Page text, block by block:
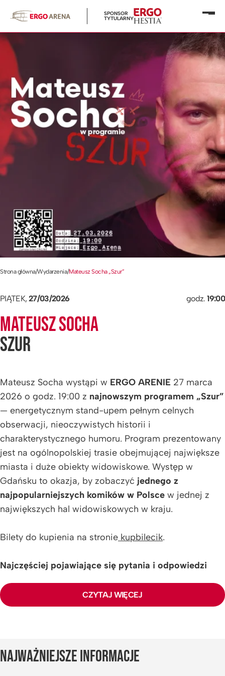
SPONSOR
TYTULARNY
Strona główna/Wydarzenia/Mateusz Socha „Szur”
PIĄTEK, 27/03/2026 godz.19:00
MATEUSZ SOCHA
SZUR
Mateusz Socha wystąpi w ERGO ARENIE 27 marca
2026 o godz. 19:00 z najnowszym programem „Szur”
— energetycznym stand-upem pełnym celnych
obserwacji, nieoczywistych historii i
charakterystycznego humoru. Program prezentowany
jest na ogólnopolskiej trasie obejmującej największe
miasta i duże obiekty widowiskowe. Występ w
Gdańsku to okazja, by zobaczyć jednego z
najpopularniejszych komików w Polsce w jednej z
największych hal widowiskowych w kraju.
Bilety do kupienia na stronie kupbilecik.
Najczęściej pojawiające się pytania i odpowiedzi
1. Gdzie kupię bilet? W jakich godzinach czynna jest
2. Czy można wchodzić i wychodzić na tym samym
CZYTAJ WIĘCEJ
NAJWAŻNIEJSZE INFORMACJE